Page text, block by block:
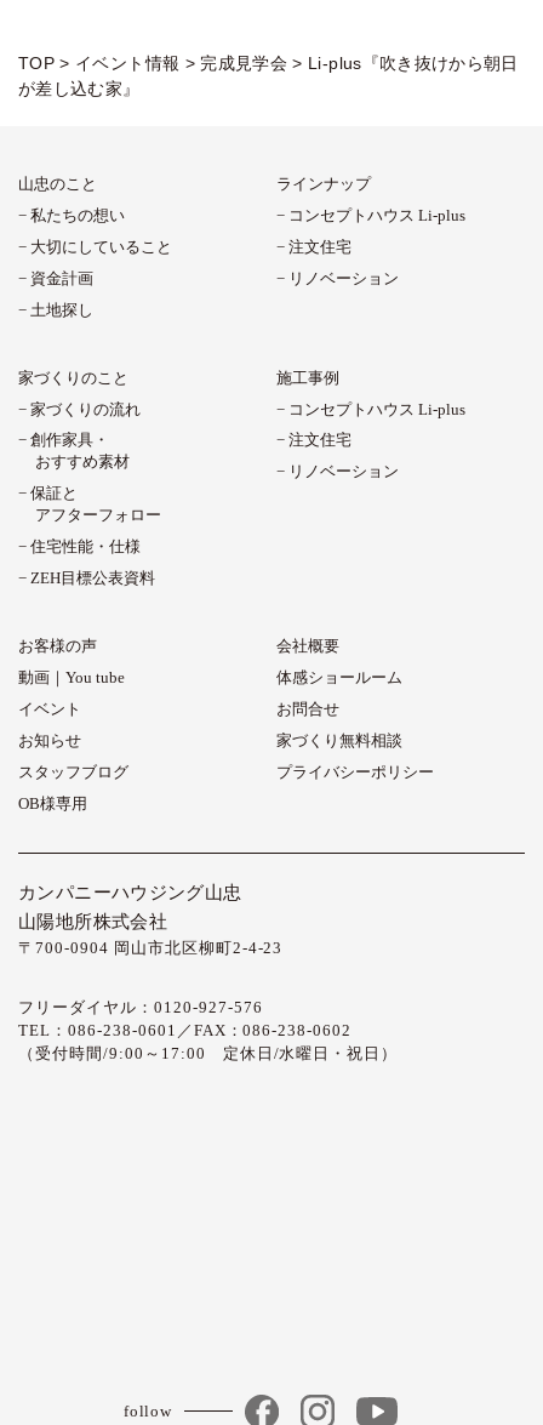
TOP > イベント情報 > 完成見学会 > Li-plus『吹き抜けから朝日
が差し込む家』
山忠のこと
私たちの想い
大切にしていること
資金計画
土地探し
ラインナップ
コンセプトハウス Li-plus
注文住宅
リノベーション
家づくりのこと
家づくりの流れ
創作家具・
おすすめ素材
保証と
アフターフォロー
住宅性能・仕様
ZEH目標公表資料
施工事例
コンセプトハウス Li-plus
注文住宅
リノベーション
お客様の声
動画｜You tube
イベント
お知らせ
スタッフブログ
OB様専用
会社概要
体感ショールーム
お問合せ
家づくり無料相談
プライバシーポリシー
カンパニーハウジング山忠
山陽地所株式会社
〒700-0904 岡山市北区柳町2-4-23
フリーダイヤル：0120-927-576
TEL：086-238-0601／FAX：086-238-0602
（受付時間/9:00～17:00 定休日/水曜日・祝日）
follow